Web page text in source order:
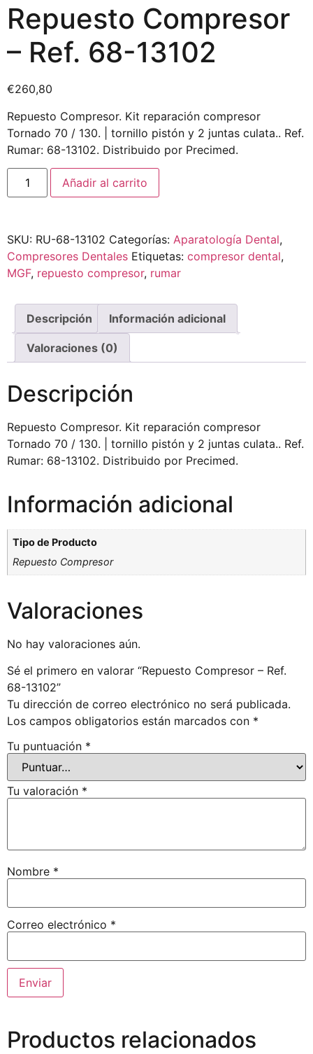
Repuesto Compresor
– Ref. 68-13102
€260,80
Repuesto Compresor. Kit reparación compresor
Tornado 70 / 130. | tornillo pistón y 2 juntas culata.. Ref.
Rumar: 68-13102. Distribuido por Precimed.
Añadir al carrito
SKU: RU-68-13102 Categorías: Aparatología Dental,
Compresores Dentales Etiquetas: compresor dental,
MGF, repuesto compresor, rumar
Descripción Información adicional
Valoraciones (0)
Descripción
Repuesto Compresor. Kit reparación compresor
Tornado 70 / 130. | tornillo pistón y 2 juntas culata.. Ref.
Rumar: 68-13102. Distribuido por Precimed.
Información adicional
Tipo de Producto
Repuesto Compresor
Valoraciones
No hay valoraciones aún.
Sé el primero en valorar “Repuesto Compresor – Ref.
68-13102”
Tu dirección de correo electrónico no será publicada.
Los campos obligatorios están marcados con *
Tu puntuación *
Tu valoración *
Nombre *
Correo electrónico *
Productos relacionados